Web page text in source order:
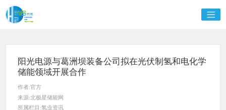
阳光电源与葛洲坝装备公司拟在光伏制氢和电化学
储能领域开展合作
作者:官方
来源:北极星储能网
所属栏目:氢业资讯